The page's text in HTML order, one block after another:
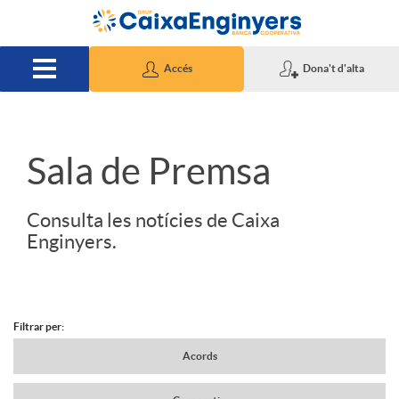
Salta al contingut principal
Accés Dona't d'alta
S
d
Sala de Premsa
Consulta les notícies de Caixa
Enginyers.
N
Filtrar per:
Acords